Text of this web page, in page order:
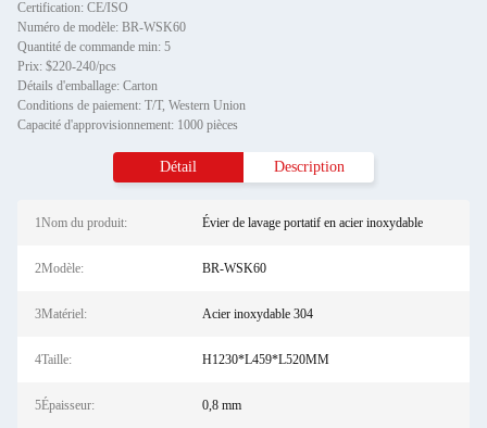
Certification: CE/ISO
Numéro de modèle: BR-WSK60
Quantité de commande min: 5
Prix: $220-240/pcs
Détails d'emballage: Carton
Conditions de paiement: T/T, Western Union
Capacité d'approvisionnement: 1000 pièces
Détail Description
1Nom du produit: Évier de lavage portatif en acier inoxydable
2Modèle: BR-WSK60
3Matériel: Acier inoxydable 304
4Taille: H1230*L459*L520MM
5Épaisseur: 0,8 mm